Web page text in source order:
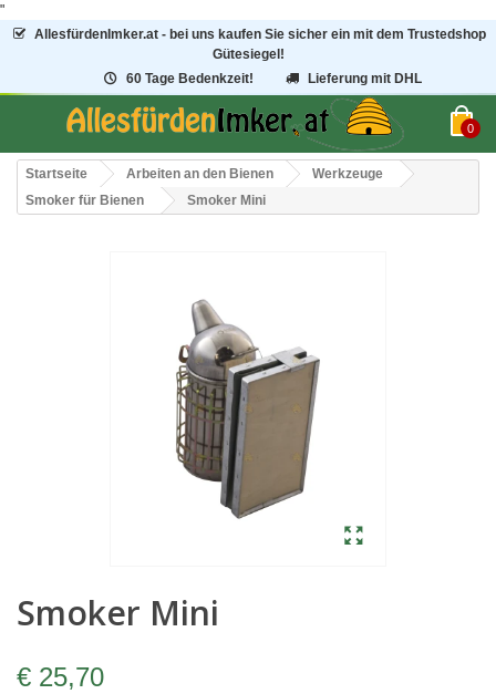
"
AllesfürdenImker.at - bei uns kaufen Sie sicher ein mit dem Trustedshop
Gütesiegel!
60 Tage Bedenkzeit!
Lieferung mit DHL
0
Startseite Arbeiten an den Bienen
Werkzeuge
Smoker für Bienen
Smoker Mini
Smoker Mini
€ 25,70